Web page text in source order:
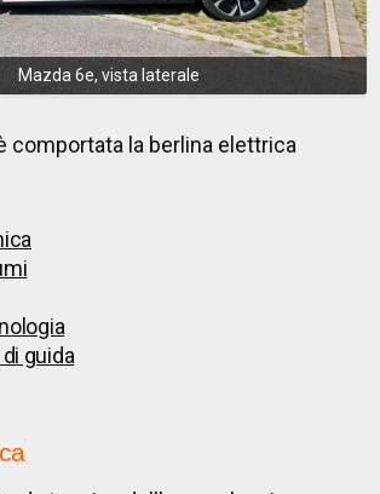
Mazda 6e, vista laterale
comportata la berlina elettrica
guida